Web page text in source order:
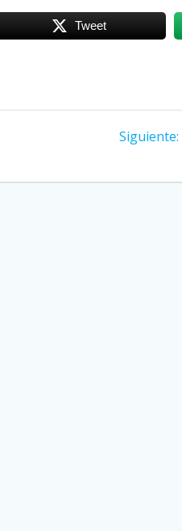
Tweet
Siguiente: